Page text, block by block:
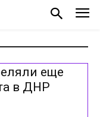
еще
в ДНР